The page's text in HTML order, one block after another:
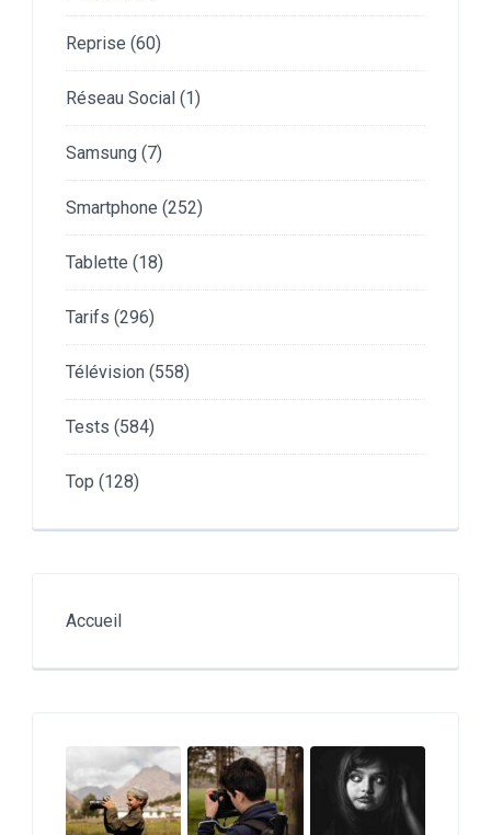
Reprise (60)
Réseau Social (1)
Samsung (7)
Smartphone (252)
Tablette (18)
Tarifs (296)
Télévision (558)
Tests (584)
Top (128)
Accueil